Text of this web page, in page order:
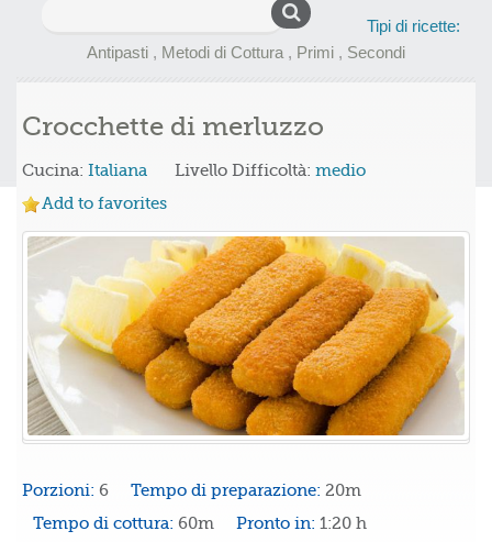
Tipi di ricette:
Antipasti , Metodi di Cottura , Primi , Secondi
Crocchette di merluzzo
Cucina: Italiana Livello Difficoltà: medio
Add to favorites
Porzioni: 6 Tempo di preparazione: 20m
Tempo di cottura: 60m Pronto in: 1:20 h